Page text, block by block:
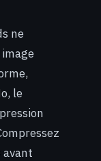
ne
le
avant